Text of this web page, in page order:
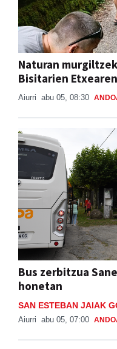
Naturan
Bisitarien
Aiurri abu 05, 08:30
Bus zerbitzua
honetan
SAN ESTEBAN JAIAK
Aiurri abu 05, 07:00